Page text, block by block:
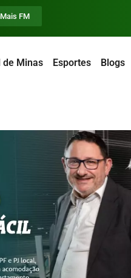
Mais FM
de Minas Esportes Blogs